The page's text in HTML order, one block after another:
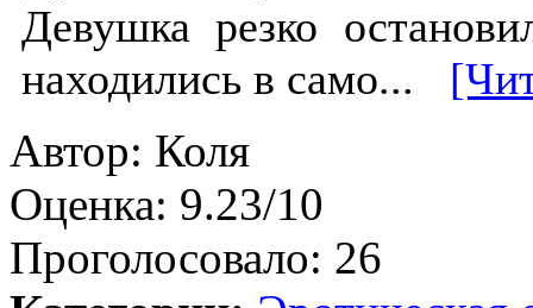
Девушка резко
находились в само...
Автор: Коля
Оценка: 9.23/10
Проголосовало: 26